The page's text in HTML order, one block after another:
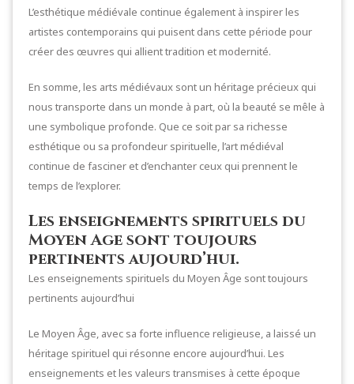
L’esthétique médiévale continue également à inspirer les
artistes contemporains qui puisent dans cette période pour
créer des œuvres qui allient tradition et modernité.
En somme, les arts médiévaux sont un héritage précieux qui
nous transporte dans un monde à part, où la beauté se mêle à
une symbolique profonde. Que ce soit par sa richesse
esthétique ou sa profondeur spirituelle, l’art médiéval
continue de fasciner et d’enchanter ceux qui prennent le
temps de l’explorer.
Les enseignements spirituels du
Moyen Age sont toujours
pertinents aujourd’hui.
Les enseignements spirituels du Moyen Âge sont toujours
pertinents aujourd’hui
Le Moyen Âge, avec sa forte influence religieuse, a laissé un
héritage spirituel qui résonne encore aujourd’hui. Les
enseignements et les valeurs transmises à cette époque